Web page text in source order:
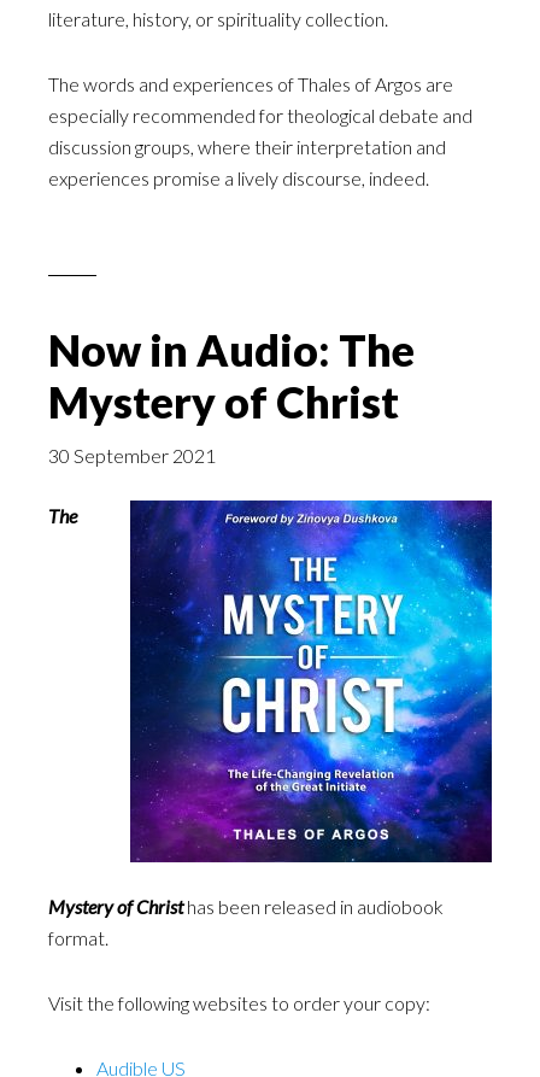
literature, history, or spirituality collection.
The words and experiences of Thales of Argos are
especially recommended for theological debate and
discussion groups, where their interpretation and
experiences promise a lively discourse, indeed.
Now in Audio: The
Mystery of Christ
30 September 2021
The
Mystery of Christhas been released in audiobook
format.
Visit the following websites to order your copy:
Audible US